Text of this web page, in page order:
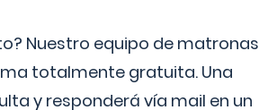
Nuestro equipo de matronas
totalmente gratuita. Una
y responderá vía mail en un